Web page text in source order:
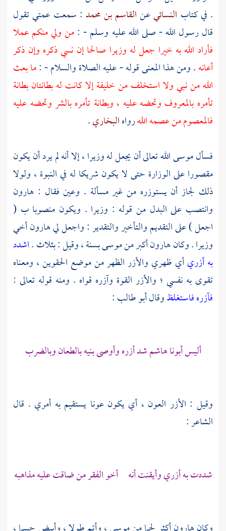
. في كتاب النسائيعنالقاسم بن محمد : سمعت عمتي تقول
قال رسول الله - صلى الله عليه وسلم - :من ولي منكم عملا
فأراد الله به خيرا جعل له وزيرا صالحا إن نسي ذكره وإن ذكر
أعانه. ومن هذا المعنى قوله - عليه الصلاة والسلام - :ما بعث
الله من نبي ولا استخلف من خليفة إلا كانت له بطانتان بطانة
تأمره بالمعروف وتحضه عليه ، وبطانة تأمره بالشر وتحضه عليه
فالمعصوم من عصمه اللهرواهالبخاري.
فسألموسىالله تعالى أن يجعل له وزيرا ، إلا أنه لم يرد أن يكون
مقصورا على الوزارة حتى لا يكون شريكا له في النبوة ، ولولا
ذلك لجاز أن يستوزره من غير مسألة . وعين فقال : هارون
وانتصب على البدل من قوله : وزيرا . ويكون منصوبا ب (
اجعل ) على التقديم والتأخير والتقدير : واجعل ليهارونأخي
وزيرا . وكانهارونأكبر منموسىبسنة ، وقيل : بثلاث .اشدد
به أزريأي ظهري والأزر الظهر من موضع الحقوين ، ومعناه
تقوى به نفسي ؛ والأزر القوة وآزره قواه . ومنه قوله تعالى :
فآزره فاستغلظوقالأبو طالب:
أليس أبونا هاشم شد أزره وأوصى بنيه بالطعان وبالضرب
وقيل : الأزر العون ، أي يكون عونا يستقيم به أمري . قال
الشاعر :
شددت به أزري وأيقنت أنه أخو الفقر من ضاقت عليه مذاهبه